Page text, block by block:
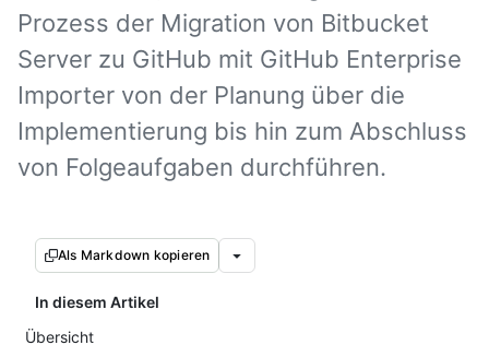
Prozess der Migration von Bitbucket
Server zu GitHub mit GitHub Enterprise
Importer von der Planung über die
Implementierung bis hin zum Abschluss
von Folgeaufgaben durchführen.
Als Markdown kopieren
In diesem Artikel
Übersicht